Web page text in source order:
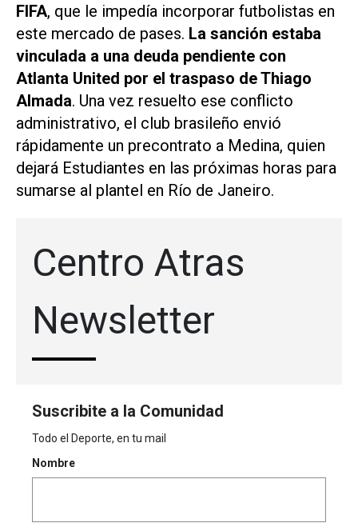
FIFA, que le impedía incorporar futbolistas en
este mercado de pases. La sanción estaba
vinculada a una deuda pendiente con
Atlanta United por el traspaso de Thiago
Almada. Una vez resuelto ese conflicto
administrativo, el club brasileño envió
rápidamente un precontrato a Medina, quien
dejará Estudiantes en las próximas horas para
sumarse al plantel en Río de Janeiro.